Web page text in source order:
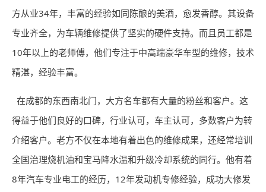
方从业34年，丰富的经验如同陈酿的美酒，愈发香醇。其设备
专业齐全，为车辆维修提供了坚实的硬件支持。而且员工都是
10年以上的老师傅，他们专注于中高端豪华车型的维修，技术
精湛，经验丰富。
在成都的东西南北门，大方名车都有大量的粉丝和客户。这
得益于他们良好的口碑，行业认可，车主认可，多数客户为转
介绍客户。老方不仅在本地有着出色的维修成果，还经常培训
全国治理烧机油和宝马降水温和升级冷却系统的同行。他有着
8年汽车专业电工的经历，12年发动机专修经验，成功大修发